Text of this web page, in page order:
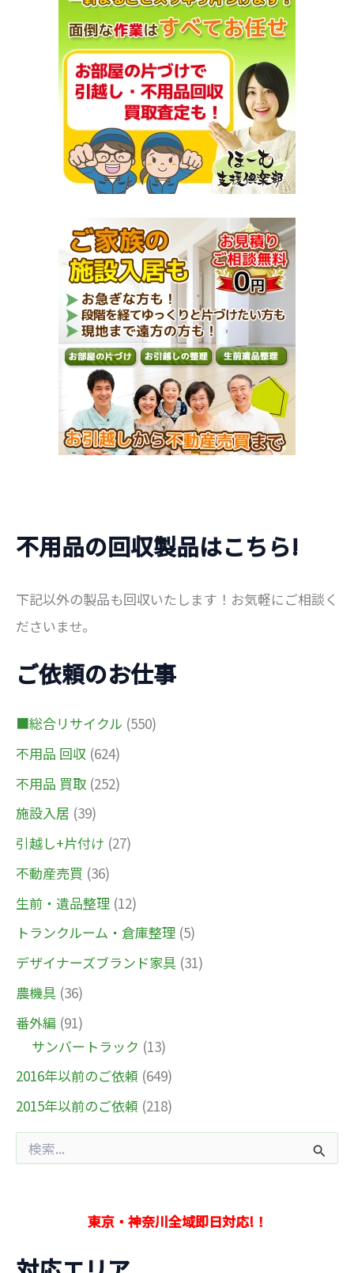
不用品の回収製品はこちら!
下記以外の製品も回収いたします！お気軽にご相談く
ださいませ。
ご依頼のお仕事
■総合リサイクル (550)
不用品 回収 (624)
不用品 買取 (252)
施設入居 (39)
引越し+片付け (27)
不動産売買 (36)
生前・遺品整理 (12)
トランクルーム・倉庫整理 (5)
デザイナーズブランド家具 (31)
農機具 (36)
番外編 (91)
サンバートラック (13)
2016年以前のご依頼 (649)
2015年以前のご依頼 (218)
索
東京・神奈川全域即日対応!！